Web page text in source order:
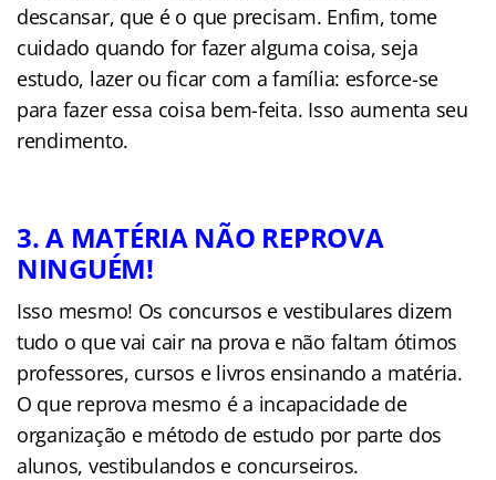
descansar, que é o que precisam. Enfim, tome
cuidado quando for fazer alguma coisa, seja
estudo, lazer ou ficar com a família: esforce-se
para fazer essa coisa bem-feita. Isso aumenta seu
rendimento.
3. A MATÉRIA NÃO REPROVA
NINGUÉM!
Isso mesmo! Os concursos e vestibulares dizem
tudo o que vai cair na prova e não faltam ótimos
professores, cursos e livros ensinando a matéria.
O que reprova mesmo é a incapacidade de
organização e método de estudo por parte dos
alunos, vestibulandos e concurseiros.